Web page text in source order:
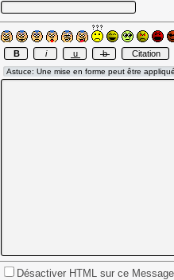
Désactiver HTML sur ce Message